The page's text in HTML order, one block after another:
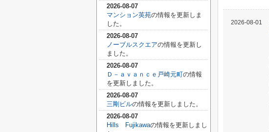
2026-08-01
2026-08-07
マンション英苑の情報を更新しま
した。
2026-08-07
ノーブルスクエアの情報を更新し
ました。
2026-08-07
Ｄ－ａｖａｎｃｅ戸崎元町の情報
を更新しました。
2026-08-07
三剛ビルの情報を更新しました。
2026-08-07
Hills Fujikawaの情報を更新しまし